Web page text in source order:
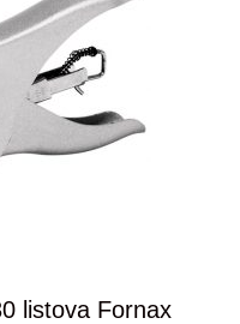
listova Fornax